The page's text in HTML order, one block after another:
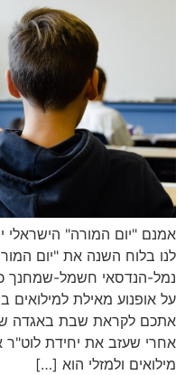
לנו בלוח השנה את "יום
נמל-הנדסאי חשמל-שמחנך
על אופנוע מאילת למילואים
אתכם לקראת שבת באגדה
אחרי שעזב את יחידת לוט"ר
מילואים ולמזלי הוא […]